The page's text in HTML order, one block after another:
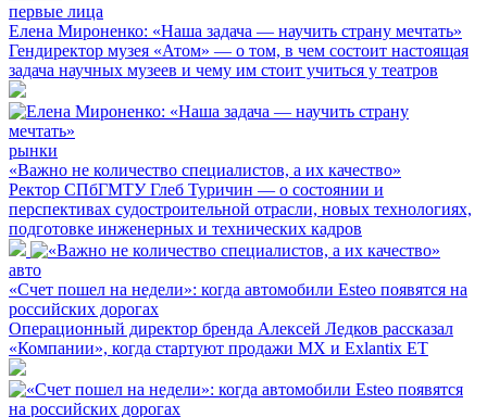
первые лица
Елена Мироненко: «Наша задача — научить страну мечтать»
Гендиректор музея «Атом» — о том, в чем состоит настоящая
задача научных музеев и чему им стоит учиться у театров
рынки
«Важно не количество специалистов, а их качество»
Ректор СПбГМТУ Глеб Туричин — о состоянии и
перспективах судостроительной отрасли, новых технологиях,
подготовке инженерных и технических кадров
авто
«Счет пошел на недели»: когда автомобили Esteo появятся на
российских дорогах
Операционный директор бренда Алексей Ледков рассказал
«Компании», когда стартуют продажи MX и Exlantix ET